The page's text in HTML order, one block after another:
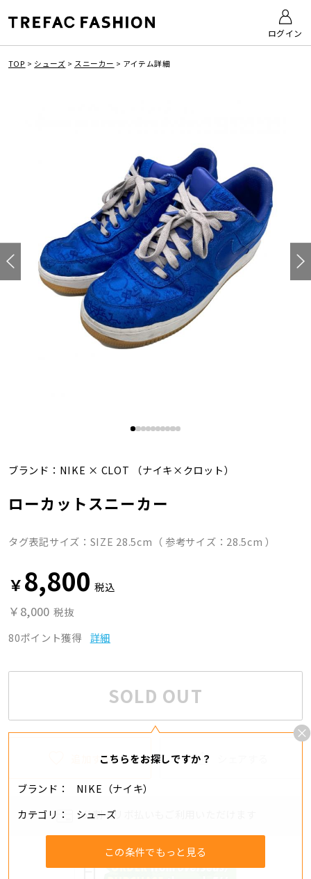
ログイン
TOP > シューズ > スニーカー > アイテム詳細
ブランド： NIKE × CLOT （ナイキ×クロット）
ローカットスニーカー
タグ表記サイズ：SIZE 28.5cm（ 参考サイズ：28.5cm ）
￥8,800 税込
￥8,000 税抜
80ポイント獲得
詳細
SOLD OUT
こちらをお探しですか？
ブランド
NIKE（ナイキ）
カテゴリ
シューズ
この条件でもっと見る
追加する
分割・リボ払いもご利用いただけます